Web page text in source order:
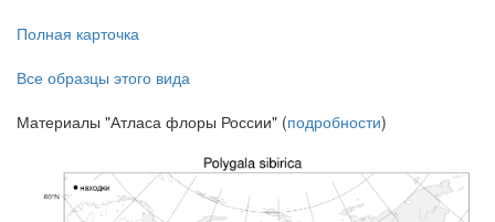
Полная карточка
Все образцы этого вида
Материалы "Атласа флоры России" (подробности)